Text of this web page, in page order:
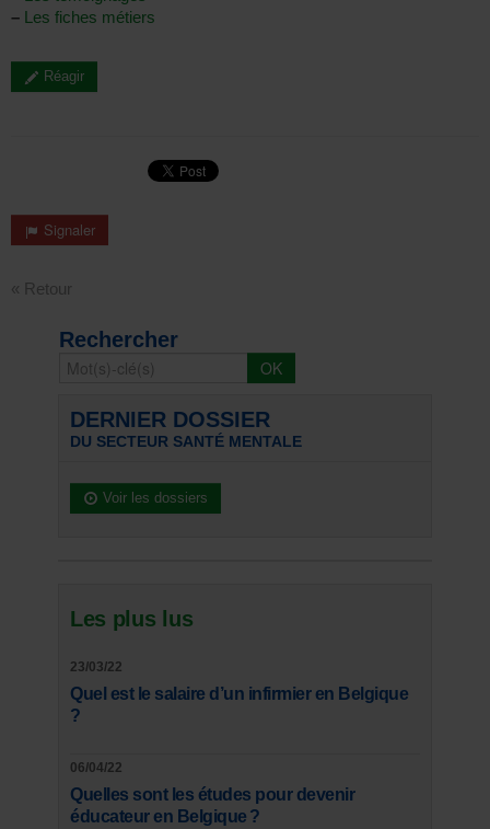
– Les fiches métiers
Réagir
Signaler
« Retour
Rechercher
DERNIER DOSSIER
DU SECTEUR SANTÉ MENTALE
Voir les dossiers
Les plus lus
23/03/22
Quel est le salaire d’un infirmier en Belgique
?
06/04/22
Quelles sont les études pour devenir
éducateur en Belgique ?